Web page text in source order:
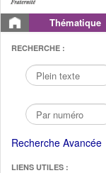
Thématique
RECHERCHE :
Recherche Avancée
LIENS UTILES :